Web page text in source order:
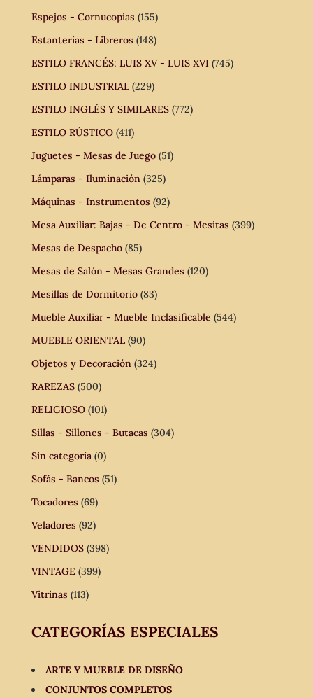
Espejos - Cornucopias (155)
Estanterías - Libreros (148)
ESTILO FRANCÉS: LUIS XV - LUIS XVI (745)
ESTILO INDUSTRIAL (229)
ESTILO INGLÉS Y SIMILARES (772)
ESTILO RÚSTICO (411)
Juguetes - Mesas de Juego (51)
Lámparas - Iluminación (325)
Máquinas - Instrumentos (92)
Mesa Auxiliar: Bajas - De Centro - Mesitas (399)
Mesas de Despacho (85)
Mesas de Salón - Mesas Grandes (120)
Mesillas de Dormitorio (83)
Mueble Auxiliar - Mueble Inclasificable (544)
MUEBLE ORIENTAL (90)
Objetos y Decoración (324)
RAREZAS (500)
RELIGIOSO (101)
Sillas - Sillones - Butacas (304)
Sin categoría (0)
Sofás - Bancos (51)
Tocadores (69)
Veladores (92)
VENDIDOS (398)
VINTAGE (399)
Vitrinas (113)
CATEGORÍAS ESPECIALES
ARTE Y MUEBLE DE DISEÑO
CONJUNTOS COMPLETOS